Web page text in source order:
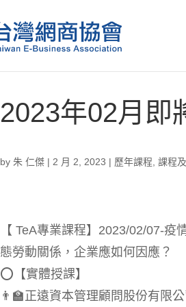
2023年02月即
by朱 仁傑 | 2 月 2, 2023 | 歷年課程 ,課程
【 TeA專業課程】2023/02/07-疫
態勞動關係，企業應如何因應？
⭕️【實體授課】
👨‍🏫正遠資本管理顧問股份有限公